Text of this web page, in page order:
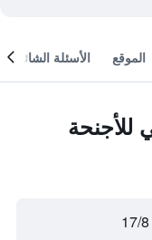
الموقع الأسئلة الشائعة